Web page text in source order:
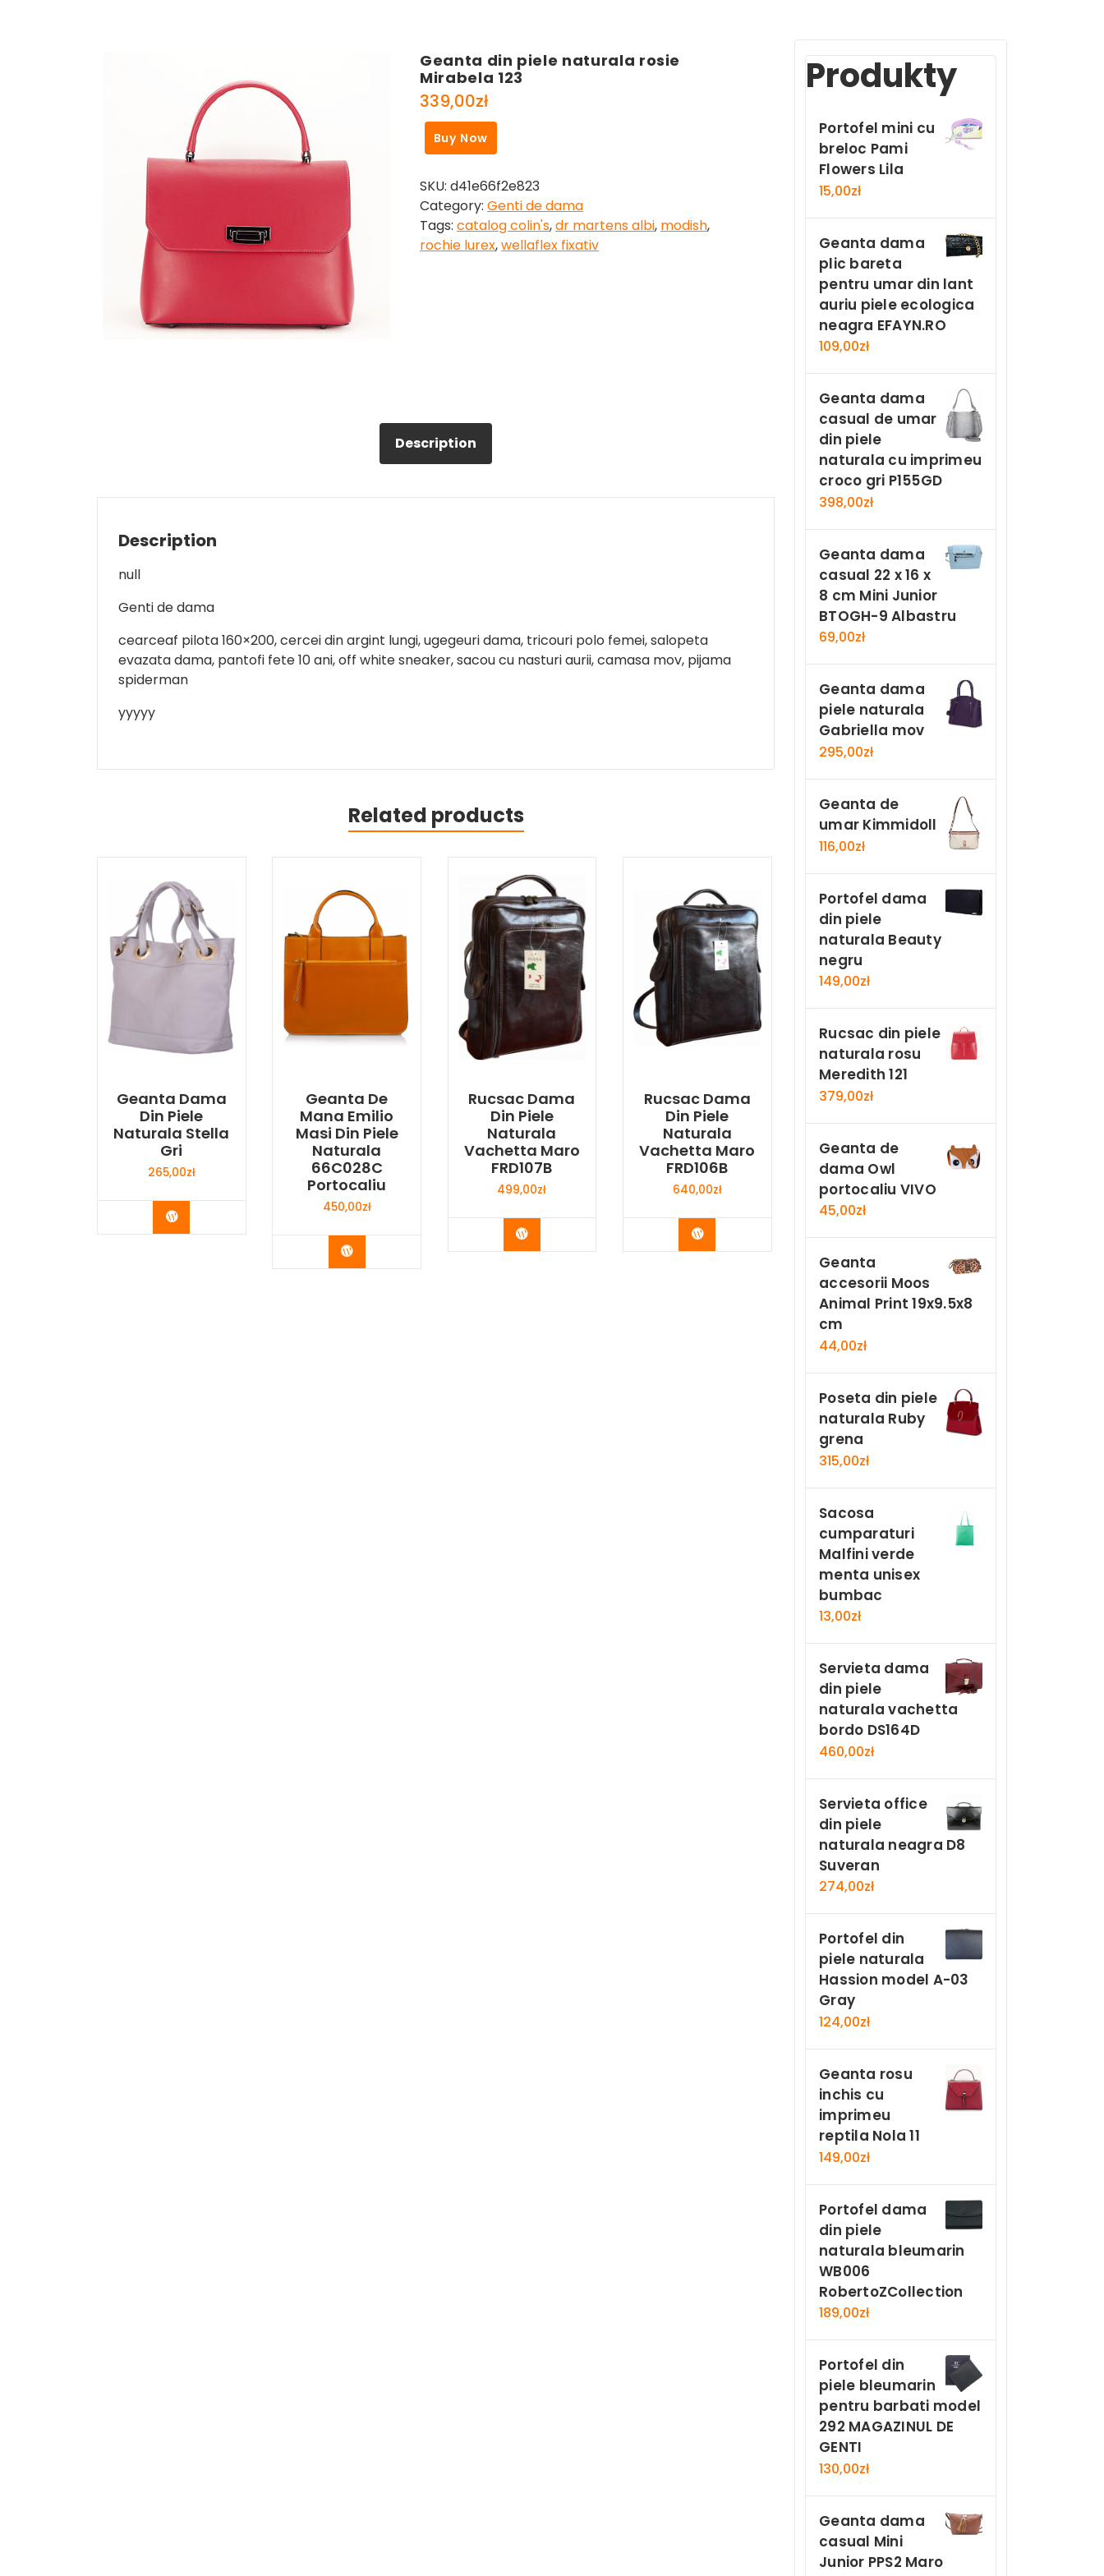
Geanta din piele naturala rosie
Mirabela 123
339,00zł
Buy Now
SKU: d41e66f2e823
Category: Genti de dama
Tags: catalog colin's,dr martens albi, modish,
rochie lurex,wellaflex fixativ
Description
Description
null
Genti de dama
cearceaf pilota 160×200, cercei din argint lungi, ugegeuri dama, tricouri polo femei, salopeta
evazata dama, pantofi fete 10 ani, off white sneaker, sacou cu nasturi aurii, camasa mov, pijama
spiderman
yyyyy
Related products
Geanta Dama
Din Piele
Naturala Stella
Gri
265,00zł
Buy Now
Geanta De
Mana Emilio
Masi Din Piele
Naturala
66C028C
Portocaliu
450,00zł
Buy Now
Rucsac Dama
Din Piele
Naturala
Vachetta Maro
FRD107B
499,00zł
Buy Now
Rucsac Dama
Din Piele
Naturala
Vachetta Maro
FRD106B
640,00zł
Buy Now
Produkty
Portofel mini cu
breloc Pami
Flowers Lila
15,00zł
Geanta dama
plic bareta
pentru umar din lant
auriu piele ecologica
neagra EFAYN.RO
109,00zł
Geanta dama
casual de umar
din piele
naturala cu imprimeu
croco gri P155GD
398,00zł
Geanta dama
casual 22 x 16 x
8 cm Mini Junior
BTOGH-9 Albastru
69,00zł
Geanta dama
piele naturala
Gabriella mov
295,00zł
Geanta de
umar Kimmidoll
116,00zł
Portofel dama
din piele
naturala Beauty
negru
149,00zł
Rucsac din piele
naturala rosu
Meredith 121
379,00zł
Geanta de
dama Owl
portocaliu VIVO
45,00zł
Geanta
accesorii Moos
Animal Print 19x9.5x8
cm
44,00zł
Poseta din piele
naturala Ruby
grena
315,00zł
Sacosa
cumparaturi
Malfini verde
menta unisex
bumbac
13,00zł
Servieta dama
din piele
naturala vachetta
bordo DS164D
460,00zł
Servieta office
din piele
naturala neagra D8
Suveran
274,00zł
Portofel din
piele naturala
Hassion model A-03
Gray
124,00zł
Geanta rosu
inchis cu
imprimeu
reptila Nola 11
149,00zł
Portofel dama
din piele
naturala bleumarin
WB006
RobertoZCollection
189,00zł
Portofel din
piele bleumarin
pentru barbati model
292 MAGAZINUL DE
GENTI
130,00zł
Geanta dama
casual Mini
Junior PPS2 Maro